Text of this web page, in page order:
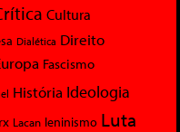
Cultura
Dialética Direito
Fascismo
História Ideologia
Lacan leninismo Luta